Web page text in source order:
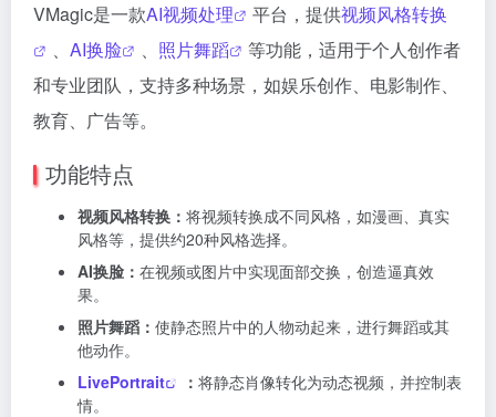
VMagic是一款AI视频处理 平台，提供视频风格转换
、 AI换脸 、 照片舞蹈
等功能，适用于个人创作者
和专业团队，支持多种场景，如娱乐创作、电影制作、
教育、广告等。
功能特点
视频风格转换： 将视频转换成不同风格，如漫画、真实
风格等，提供约20种风格选择。
AI换脸： 在视频或图片中实现面部交换，创造逼真效
果。
照片舞蹈： 使静态照片中的人物动起来，进行舞蹈或其
他动作。
LivePortrait
： 将静态肖像转化为动态视频，并控制表
情。